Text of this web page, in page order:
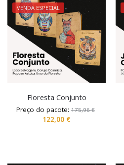
VENDA ESPECIAL
Floresta Conjunto
Preço do pacote:175,96€
122,00 €